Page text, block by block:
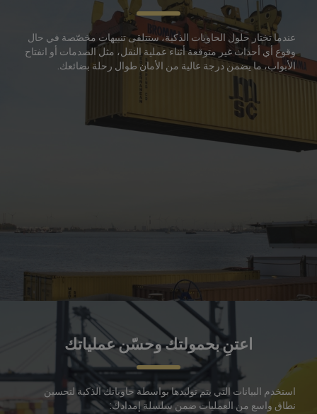
عندما تختار حلول الحاويات الذكية، ستتلقى تنبيهات مخصّصة في حال
وقوع أي أحداث غير متوقعة أثناء عملية النقل، مثل الصدمات أو انفتاح
الأبواب، ما يضمن درجة عالية من الأمان طوال رحلة بضائعك.
اعتنِ بحمولتك وحسّن عملياتك
استخدم البيانات التي يتم توليدها بواسطة حاوياتك الذكية لتحسين
نطاق واسع من العمليات ضمن سلسلة إمدادك: